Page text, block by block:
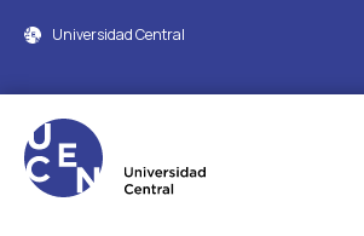
Universidad Central